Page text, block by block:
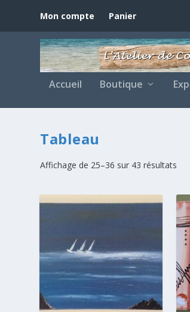
Mon compte Panier
Accueil Boutique
Tableau
Affichage de 25–36 sur 43 résultats